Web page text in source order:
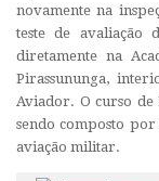
novamente na
teste de avaliação
diretamente na
Pirassununga,
Aviador. O curso de
sendo composto
aviação militar.